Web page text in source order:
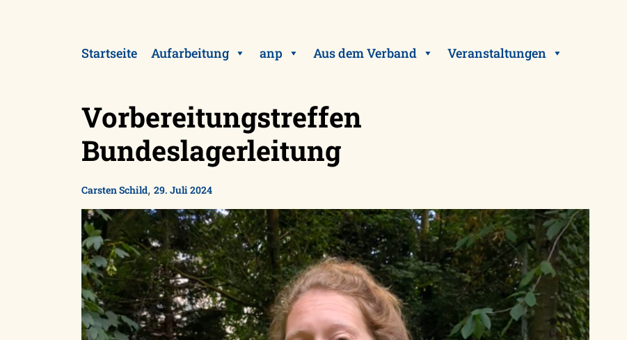
Startseite Aufarbeitung anp Aus dem Verband Veranstaltungen
Vorbereitungstreffen
Bundeslagerleitung
Carsten Schild, 29. Juli 2024